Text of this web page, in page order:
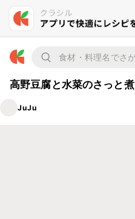
高野豆腐と水菜のさっと煮
JuJu